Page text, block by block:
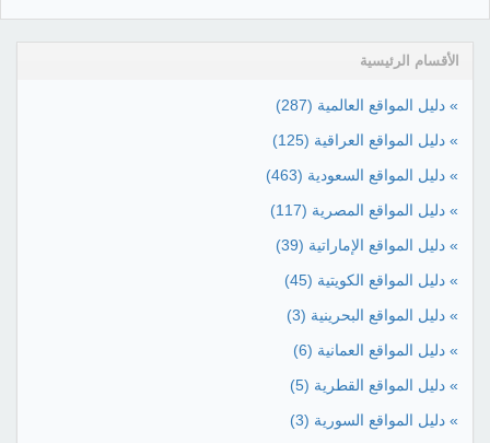
الأقسام الرئيسية
» دليل المواقع العالمية (287)
» دليل المواقع العراقية (125)
» دليل المواقع السعودية (463)
» دليل المواقع المصرية (117)
» دليل المواقع الإماراتية (39)
» دليل المواقع الكويتية (45)
» دليل المواقع البحرينية (3)
» دليل المواقع العمانية (6)
» دليل المواقع القطرية (5)
» دليل المواقع السورية (3)